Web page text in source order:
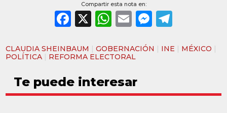
Compartir esta nota en:
Facebook
X WhatsApp
Email
CLAUDIA SHEINBAUM |GOBERNACIÓN | INE | MÉXICO |
POLÍTICA | REFORMA ELECTORAL
Te puede interesar